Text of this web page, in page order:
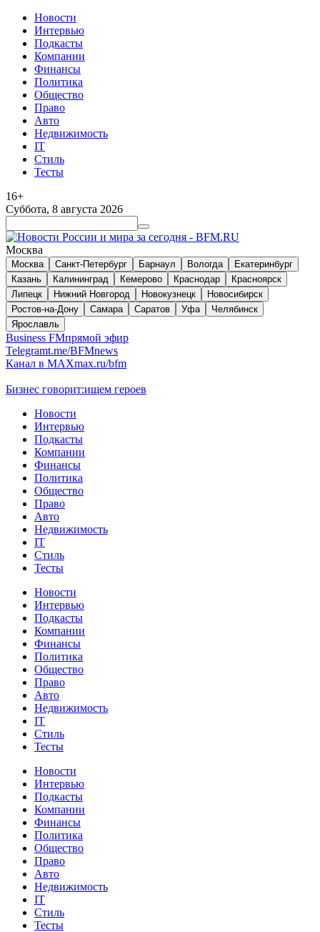
Новости
Интервью
Подкасты
Компании
Финансы
Политика
Общество
Право
Авто
Недвижимость
IT
Стиль
Тесты
16+
Суббота, 8 августа 2026
Москва
Москва Санкт-Петербург Барнаул Вологда
Екатеринбург
Казань
Калининград Кемерово Краснодар
Красноярск
Липецк
Нижний Новгород Новокузнецк
Новосибирск
Ростов-на-Дону
Самара Саратов Уфа
Челябинск
Ярославль
Business FMпрямой эфир
Telegramt.me/BFMnews
Канал в MAXmax.ru/bfm
Бизнес говорит:ищем героев
Новости
Интервью
Подкасты
Компании
Финансы
Политика
Общество
Право
Авто
Недвижимость
IT
Стиль
Тесты
Новости
Интервью
Подкасты
Компании
Финансы
Политика
Общество
Право
Авто
Недвижимость
IT
Стиль
Тесты
Новости
Интервью
Подкасты
Компании
Финансы
Политика
Общество
Право
Авто
Недвижимость
IT
Стиль
Тесты